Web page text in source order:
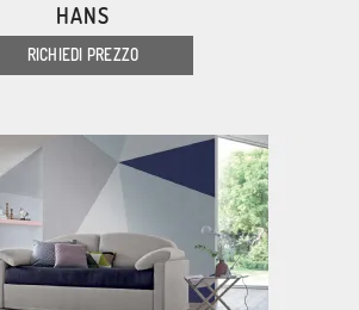
HANS
RICHIEDI PREZZO